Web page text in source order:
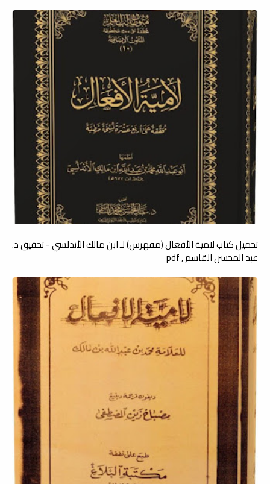
تحميل كتاب لامية الأفعال (مفهرس) لـ ابن مالك الأندلسي - تحقيق د.
عبد المحسن القاسم , pdf